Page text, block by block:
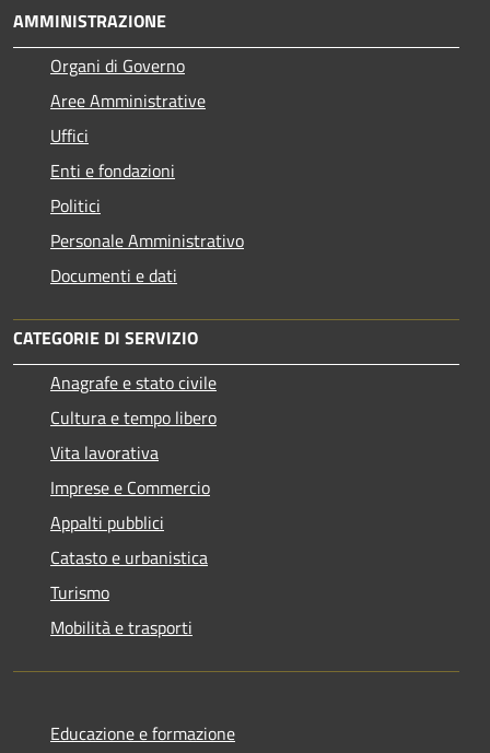
AMMINISTRAZIONE
Organi di Governo
Aree Amministrative
Uffici
Enti e fondazioni
Politici
Personale Amministrativo
Documenti e dati
CATEGORIE DI SERVIZIO
Anagrafe e stato civile
Cultura e tempo libero
Vita lavorativa
Imprese e Commercio
Appalti pubblici
Catasto e urbanistica
Turismo
Mobilità e trasporti
Educazione e formazione